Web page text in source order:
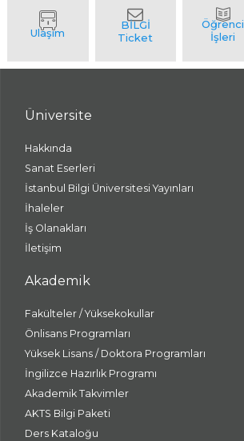
Üniversite
Hakkında
Sanat Eserleri
İstanbul Bilgi Üniversitesi Yayınları
İhaleler
İş Olanakları
İletişim
Akademik
Fakülteler / Yüksekokullar
Önlisans Programları
Yüksek Lisans / Doktora Programları
İngilizce Hazırlık Programı
Akademik Takvimler
AKTS Bilgi Paketi
Ders Kataloğu